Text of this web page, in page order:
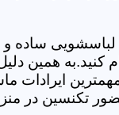
لباسشویی ساده
همین
ایرادات
منزل نداشته باشید.